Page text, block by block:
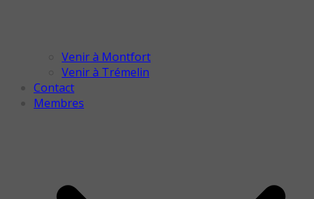
Venir à Montfort
Venir à Trémelin
Contact
Membres